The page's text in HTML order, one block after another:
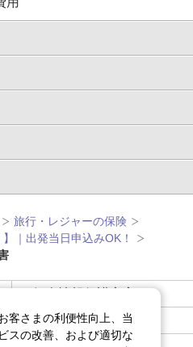
旅行・レジャーの保険
｜出発当日申込みOK！
サイトマップ
客さまの利便性向上、当
スの改善、および適切な